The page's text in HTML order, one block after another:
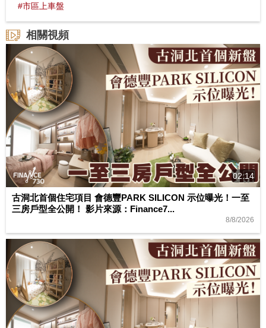
#市區上車盤
相關視頻
02:14
古洞北首個住宅項目 會德豐PARK SILICON 示位曝光！一至
三房戶型全公開！ 影片來源：Finance7...
8/8/2026